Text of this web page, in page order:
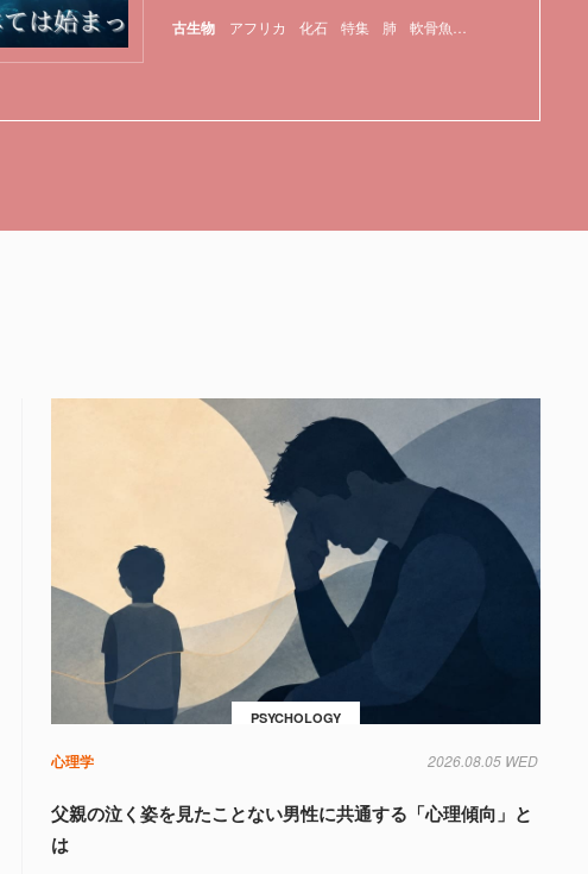
古生物 アフリカ 化石 特集 肺 軟骨魚類
PSYCHOLOGY
心理学 2026.08.05 WED
父親の泣く姿を見たことない男性に共通する「心理傾向」と
は